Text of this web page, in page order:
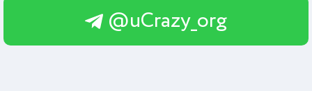
@uCrazy_org